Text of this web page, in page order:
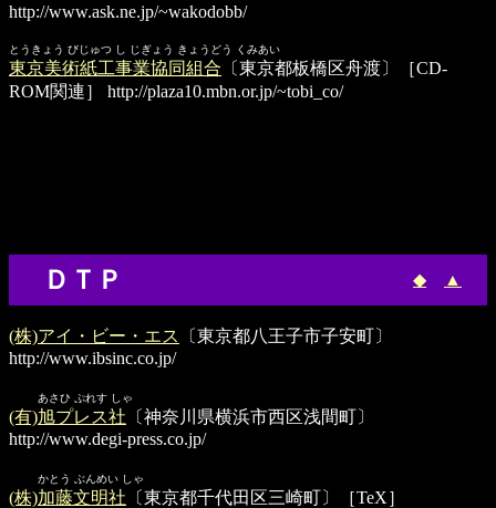
http://www.ask.ne.jp/~wakodobb/
とうきょう びじゅつ し じぎょう きょうどう くみあい
東京美術紙工事業協同組合 〔東京都板橋区舟渡〕［CD-
ROM関連］
http://plaza10.mbn.or.jp/~tobi_co/
ＤＴＰ ◆ ▲
(株)アイ・ビー・エス
〔東京都八王子市子安町〕
http://www.ibsinc.co.jp/
あさひ ぷれす しゃ
(有)旭プレス社 〔神奈川県横浜市西区浅間町〕
http://www.degi-press.co.jp/
かとう ぶんめい しゃ
(株)加藤文明社 〔東京都千代田区三崎町〕［TeX］